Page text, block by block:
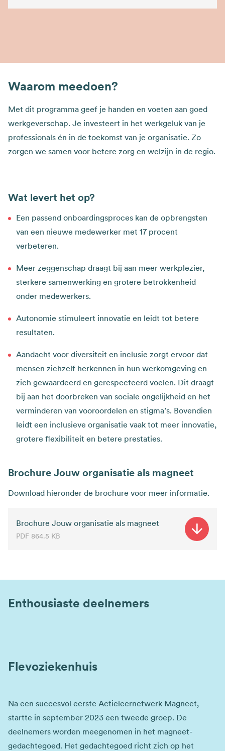
Waarom meedoen?
Met dit programma geef je handen en voeten aan goed
werkgeverschap. Je investeert in het werkgeluk van je
professionals én in de toekomst van je organisatie. Zo
zorgen we samen voor betere zorg en welzijn in de regio.​
Wat levert het op?
Een passend onboardingsproces kan de opbrengsten
van een nieuwe medewerker met 17 procent
verbeteren.​
Meer zeggenschap draagt bij aan meer werkplezier,
sterkere samenwerking en grotere betrokkenheid
onder medewerkers.​
Autonomie stimuleert innovatie en leidt tot betere
resultaten.​
Aandacht voor diversiteit en inclusie zorgt ervoor dat
mensen zichzelf herkennen in hun werkomgeving en
zich gewaardeerd en gerespecteerd voelen. Dit draagt
bij aan het doorbreken van sociale ongelijkheid en het
verminderen van vooroordelen en stigma’s. Bovendien
leidt een inclusieve organisatie vaak tot meer innovatie,
grotere flexibiliteit en betere prestaties.
Brochure Jouw organisatie als magneet
Download hieronder de brochure voor meer informatie.
Brochure Jouw organisatie als magneet
PDF 864.5 KB
Enthousiaste deelnemers
Flevoziekenhuis
Na een succesvol eerste Actieleernetwerk Magneet,
startte in september 2023 een tweede groep. De
deelnemers worden meegenomen in het magneet-
gedachtegoed. Het gedachtegoed richt zich op het